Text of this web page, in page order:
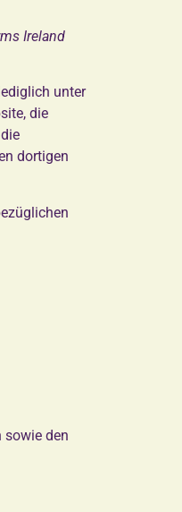
Ireland
unter
die
dortigen
sowie den